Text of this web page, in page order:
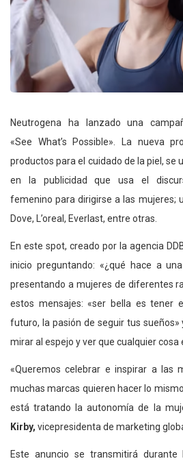
Neutrogena ha lanzado una
«See What’s Possible». La nueva
productos para el cuidado de la piel, se
en la publicidad que usa el
femenino para dirigirse a las mujeres;
Dove, L’oreal, Everlast, entre otras.
En este spot, creado por la agencia
inicio preguntando: «¿qué hace a
presentando a mujeres de diferentes
estos mensajes: «ser bella es tener
futuro, la pasión de seguir tus sueños»
mirar al espejo y ver que cualquier cosa
«Queremos celebrar e inspirar a las
muchas marcas quieren hacer lo
está tratando la autonomía de la
Kirby, vicepresidenta de marketing
Este anuncio se transmitirá